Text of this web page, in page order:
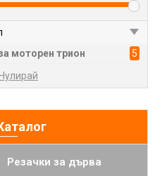
Мотофрези
Листосъбирачи и
Дробилки за клони
Ножици за жив плет и
Почистващи машини
Мобилно захранване
моторен трион
5
Резачки за дърва